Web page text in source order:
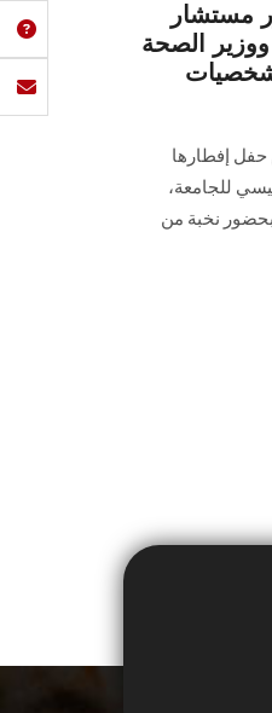
مستشار
الصحة
حفل إفطارها
للجامعة،
بحضور نخبة من